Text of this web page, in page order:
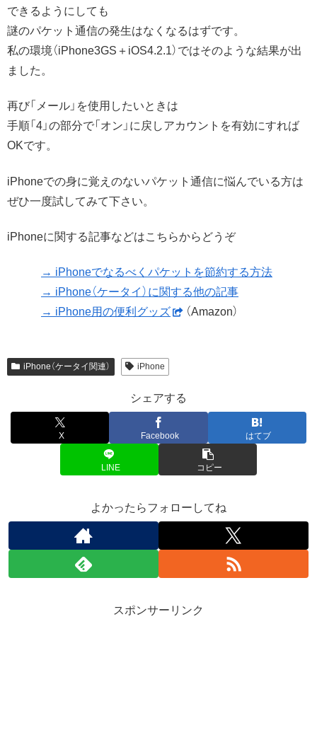
できるようにしても
謎のパケット通信の発生はなくなるはずです。
私の環境（iPhone3GS＋iOS4.2.1）ではそのような結果が出
ました。
再び「メール」を使用したいときは
手順「4」の部分で「オン」に戻しアカウントを有効にすれば
OKです。
iPhoneでの身に覚えのないパケット通信に悩んでいる方は
ぜひ一度試してみて下さい。
iPhoneに関する記事などはこちらからどうぞ
→ iPhoneでなるべくパケットを節約する方法
→ iPhone（ケータイ）に関する他の記事
→ iPhone用の便利グッズ
（Amazon）
iPhone（ケータイ関連） iPhone
シェアする
X Facebook はてブ
LINE コピー
よかったらフォローしてね
スポンサーリンク